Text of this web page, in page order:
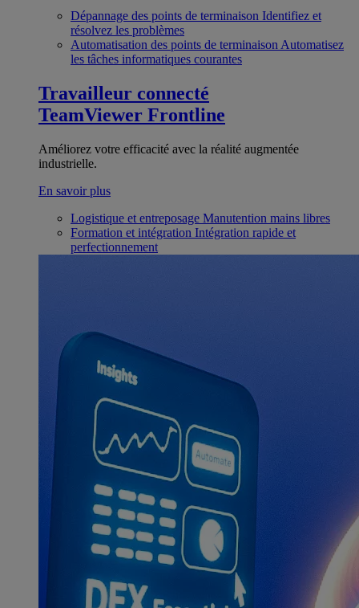
Dépannage des points de terminaison Identifiez et
résolvez les problèmes
Automatisation des points de terminaison Automatisez
les tâches informatiques courantes
Travailleur connecté
TeamViewer Frontline
Améliorez votre efficacité avec la réalité augmentée
industrielle.
En savoir plus
Logistique et entreposage Manutention mains libres
Formation et intégration Intégration rapide et
perfectionnement